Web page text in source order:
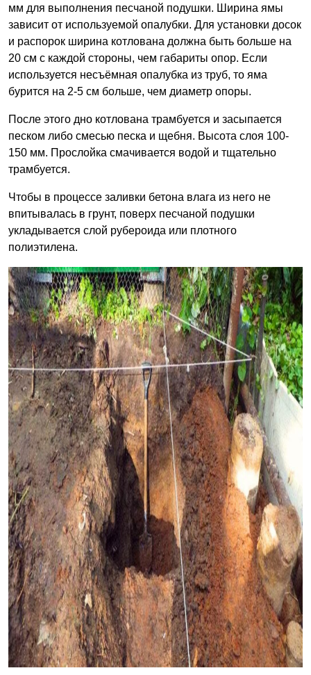
мм для выполнения песчаной подушки. Ширина ямы
зависит от используемой опалубки. Для установки досок
и распорок ширина котлована должна быть больше на
20 см с каждой стороны, чем габариты опор. Если
используется несъёмная опалубка из труб, то яма
бурится на 2-5 см больше, чем диаметр опоры.
После этого дно котлована трамбуется и засыпается
песком либо смесью песка и щебня. Высота слоя 100-
150 мм. Прослойка смачивается водой и тщательно
трамбуется.
Чтобы в процессе заливки бетона влага из него не
впитывалась в грунт, поверх песчаной подушки
укладывается слой рубероида или плотного
полиэтилена.